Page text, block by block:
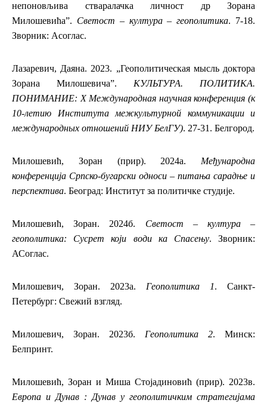
непоновљива стваралачка личност др Зорана
Милошевића”. Светост – култура – геополитика. 7-18.
Зворник: Асоглас.
Лазаревич, Даяна. 2023. „Геополитическая мысль доктора
Зорана Милошевича”. КУЛЬТУРА. ПОЛИТИКА.
ПОНИМАНИЕ: X Международная научная конференция (к
10-летию Института межкультурной коммуникации и
международных отношений НИУ БелГУ). 27-31. Белгород.
Милошевић, Зоран (прир). 2024а. Међународна
конференција Српско-бугарски односи – питања сарадње и
перспектива. Београд: Институт за политичке студије.
Милошевић, Зоран. 2024б. Светост – култура –
геополитика: Сусрет који води ка Спасењу. Зворник:
АСоглас.
Милошевич, Зоран. 2023а. Геополитика 1. Санкт-
Петербург: Свежий взгляд.
Милошевич, Зоран. 2023б. Геополитика 2. Минск:
Белпринт.
Милошевић, Зоран и Миша Стојадиновић (прир). 2023в.
Европа и Дунав : Дунав у геополитичким стратегијaма